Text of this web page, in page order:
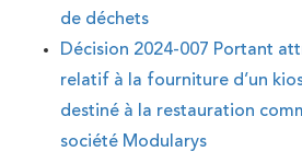
de déchets
Décision 2024-007 Portant
relatif à la fourniture d’un
destiné à la restauration
société Modularys